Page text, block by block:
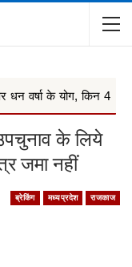
किन 4 राश...
के लिये
जमा नहीं
ब्रेकिंग मध्यप्रदेश राजकाज